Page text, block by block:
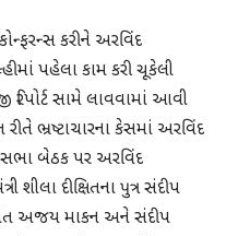
કરીને અરવિંદ
પહેલા કામ કરી ચૂકેલી
રિપોર્ટ સામે લાવવામાં આવી
ભ્રષ્ટાચારના કેસમાં અરવિંદ
બેઠક પર અરવિંદ
શીલા દીક્ષિતના પુત્ર સંદીપ
અજય માકન અને સંદીપ